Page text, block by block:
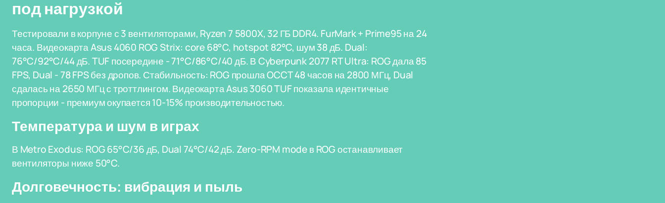
под нагрузкой
Тестировали в корпуне с 3 вентиляторами, Ryzen 7 5800X, 32 ГБ DDR4. FurMark + Prime95 на 24
часа. Видеокарта Asus 4060 ROG Strix: core 68°C, hotspot 82°C, шум 38 дБ. Dual:
76°C/92°C/44 дБ. TUF посередине - 71°C/86°C/40 дБ. В Cyberpunk 2077 RT Ultra: ROG дала 85
FPS, Dual - 78 FPS без дропов. Стабильность: ROG прошла OCCT 48 часов на 2800 МГц, Dual
сдалась на 2650 МГц с троттлингом. Видеокарта Asus 3060 TUF показала идентичные
пропорции - премиум окупается 10-15% производительностью.
Температура и шум в играх
В Metro Exodus: ROG 65°C/36 дБ, Dual 74°C/42 дБ. Zero-RPM mode в ROG останавливает
вентиляторы ниже 50°C.
Долговечность: вибрация и пыль